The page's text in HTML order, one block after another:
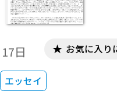
日
エッセイ
お気に入り